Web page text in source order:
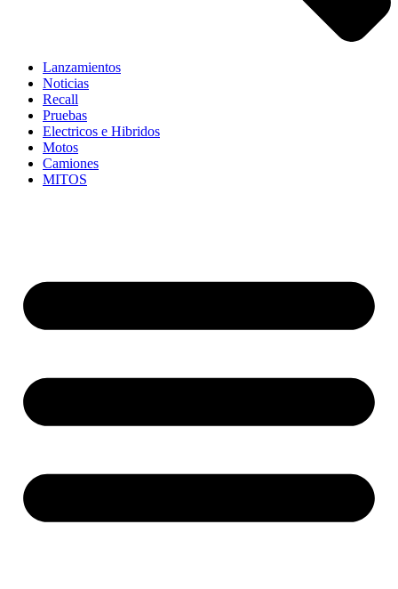
Lanzamientos
Noticias
Recall
Pruebas
Electricos e Hibridos
Motos
Camiones
MITOS